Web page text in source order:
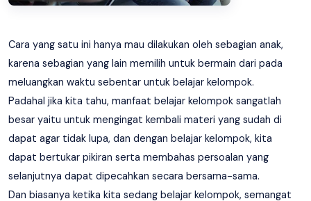
Cara yang satu ini hanya mau dilakukan oleh sebagian anak,
karena sebagian yang lain memilih untuk bermain dari pada
meluangkan waktu sebentar untuk belajar kelompok.
Padahal jika kita tahu, manfaat belajar kelompok sangatlah
besar yaitu untuk mengingat kembali materi yang sudah di
dapat agar tidak lupa, dan dengan belajar kelompok, kita
dapat bertukar pikiran serta membahas persoalan yang
selanjutnya dapat dipecahkan secara bersama-sama.
Dan biasanya ketika kita sedang belajar kelompok, semangat